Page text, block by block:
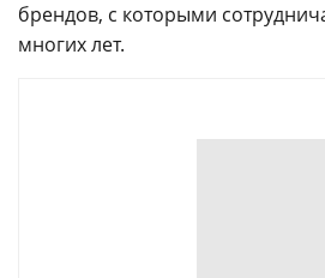
брендов, с которыми
многих лет.